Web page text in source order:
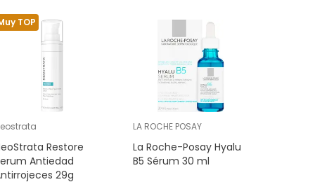
TOP
Restore
Antiedad
29g
LA ROCHE POSAY
La Roche-Posay Hyalu
B5 Sérum 30 ml